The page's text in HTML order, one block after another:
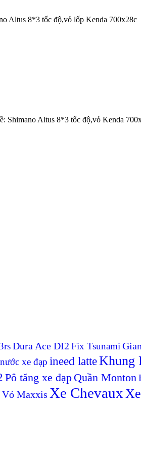
Altus 8*3 tốc độ,vỏ lốp Kenda 700x28c
Shimano Altus 8*3 tốc độ,vỏ Kenda
Dura Ace DI2 Fix Tsunami
xe đạp ineed latteKhung
Pô tăng xe đạp Quần Monton
Vỏ Maxxis Xe Chevaux